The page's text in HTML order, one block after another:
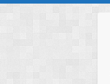
content